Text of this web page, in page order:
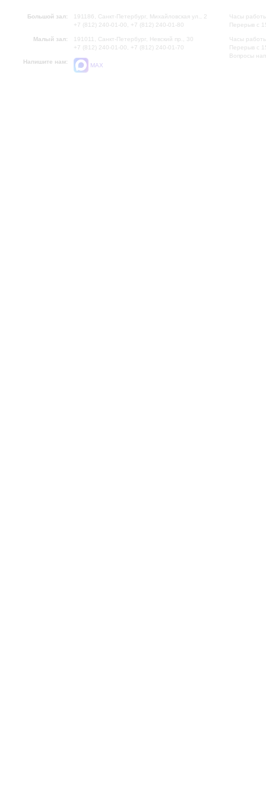
Большой зал:
191186, Санкт-Петербург, Михайловская ул., 2
+7 (812) 240-01-00, +7 (812) 240-01-80
Малый зал:
191011, Санкт-Петербург, Невский пр., 30
+7 (812) 240-01-00, +7 (812) 240-01-70
Напишите нам:
MAX
Часы
Перерыв с
Часы
Перерыв с
Вопросы